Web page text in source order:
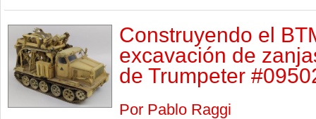
Construyendo el
excavación de
de Trumpeter
Por Pablo Raggi